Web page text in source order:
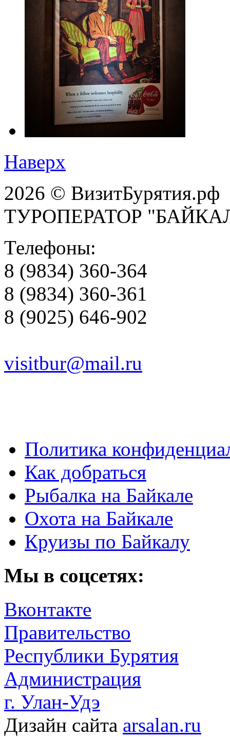
Наверх
2026 © ВизитБурятия.рф
ТУРОПЕРАТОР
Телефоны:
8 (9834) 360-364
8 (9834) 360-361
8 (9025) 646-902
visitbur@mail.ru
Политика
Как добраться
Рыбалка на Байкале
Охота на Байкале
Круизы по Байкалу
Мы в соцсетях:
Вконтакте
Правительство
Республики Бурятия
Администрация
г. Улан-Удэ
Дизайн сайта arsalan.ru